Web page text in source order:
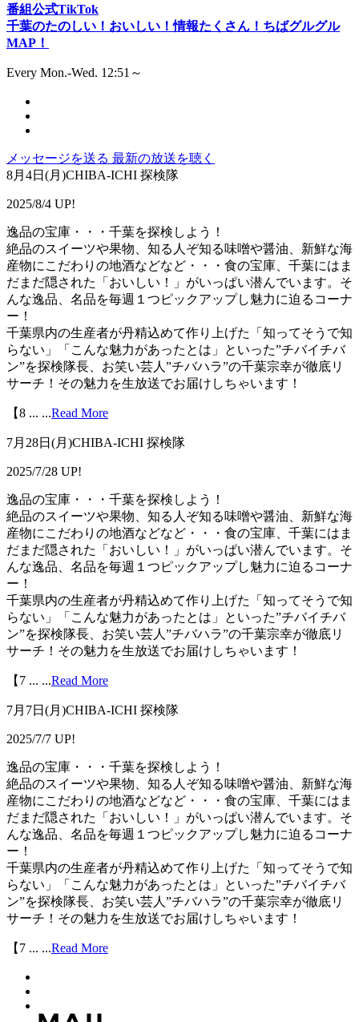
番組公式TikTok
千葉のたのしい！おいしい！情報たくさん！ちばグルグル
MAP！
Every Mon.-Wed. 12:51～
メッセージを送る 最新の放送を聴く
8月4日(月)CHIBA-ICHI 探検隊
2025/8/4 UP!
逸品の宝庫・・・千葉を探検しよう！
絶品のスイーツや果物、知る人ぞ知る味噌や醤油、新鮮な海
産物にこだわりの地酒などなど・・・食の宝庫、千葉にはま
だまだ隠された「おいしい！」がいっぱい潜んでいます。そ
んな逸品、名品を毎週１つピックアップし魅力に迫るコーナ
ー！
千葉県内の生産者が丹精込めて作り上げた「知ってそうで知
らない」「こんな魅力があったとは」といった”チバイチバ
ン”を探検隊長、お笑い芸人”チバハラ”の千葉宗幸が徹底リ
サーチ！その魅力を生放送でお届けしちゃいます！
【8 ... ...Read More
7月28日(月)CHIBA-ICHI 探検隊
2025/7/28 UP!
逸品の宝庫・・・千葉を探検しよう！
絶品のスイーツや果物、知る人ぞ知る味噌や醤油、新鮮な海
産物にこだわりの地酒などなど・・・食の宝庫、千葉にはま
だまだ隠された「おいしい！」がいっぱい潜んでいます。そ
んな逸品、名品を毎週１つピックアップし魅力に迫るコーナ
ー！
千葉県内の生産者が丹精込めて作り上げた「知ってそうで知
らない」「こんな魅力があったとは」といった”チバイチバ
ン”を探検隊長、お笑い芸人”チバハラ”の千葉宗幸が徹底リ
サーチ！その魅力を生放送でお届けしちゃいます！
【7 ... ...Read More
7月7日(月)CHIBA-ICHI 探検隊
2025/7/7 UP!
逸品の宝庫・・・千葉を探検しよう！
絶品のスイーツや果物、知る人ぞ知る味噌や醤油、新鮮な海
産物にこだわりの地酒などなど・・・食の宝庫、千葉にはま
だまだ隠された「おいしい！」がいっぱい潜んでいます。そ
んな逸品、名品を毎週１つピックアップし魅力に迫るコーナ
ー！
千葉県内の生産者が丹精込めて作り上げた「知ってそうで知
らない」「こんな魅力があったとは」といった”チバイチバ
ン”を探検隊長、お笑い芸人”チバハラ”の千葉宗幸が徹底リ
サーチ！その魅力を生放送でお届けしちゃいます！
【7 ... ...Read More